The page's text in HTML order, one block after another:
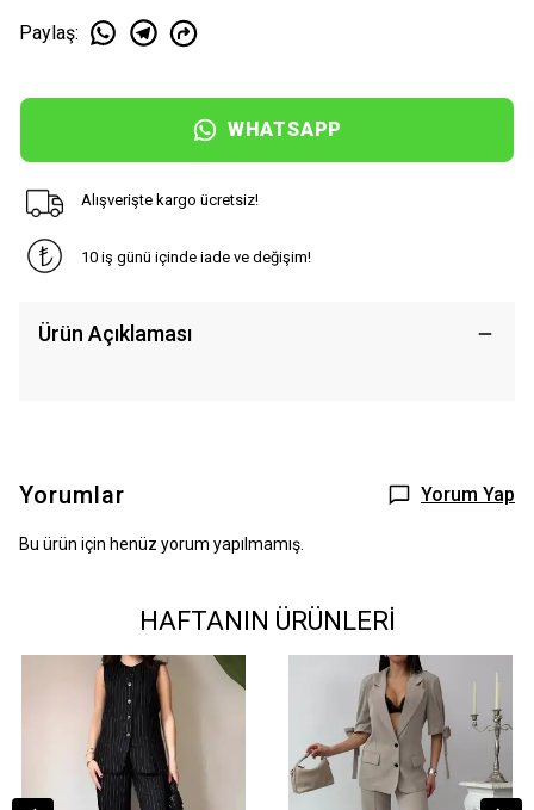
Paylaş:
WHATSAPP
Alışverişte kargo ücretsiz!
10 iş günü içinde iade ve değişim!
Ürün Açıklaması
Yorumlar Yorum Yap
Bu ürün için henüz yorum yapılmamış.
HAFTANIN ÜRÜNLERİ